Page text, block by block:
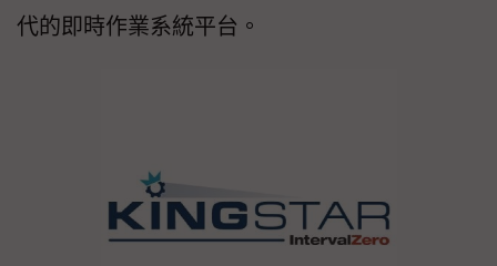
代的即時作業系統平台。